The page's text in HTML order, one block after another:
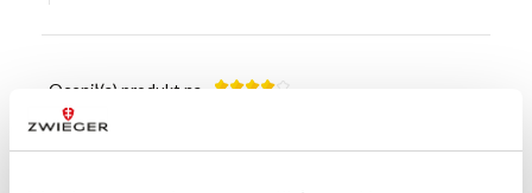
Ocenił(a) produkt na
Opinia zamieszczona 26.01.2025